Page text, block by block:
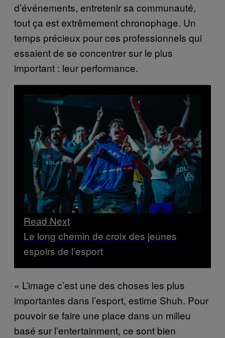
d’événements, entretenir sa communauté,
tout ça est extrêmement chronophage. Un
temps précieux pour ces professionnels qui
essaient de se concentrer sur le plus
important : leur performance.
Read Next
Le long chemin de croix des jeunes
espoirs de l’esport
« L’image c’est une des choses les plus
importantes dans l’esport, estime Shuh. Pour
pouvoir se faire une place dans un milieu
basé sur l’entertainment, ce sont bien